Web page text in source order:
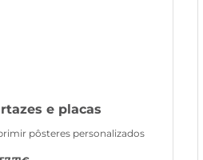
e placas
pôsteres personalizados